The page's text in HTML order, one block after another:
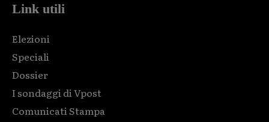
Link utili
Elezioni
Speciali
Dossier
I sondaggi di Vpost
Comunicati Stampa